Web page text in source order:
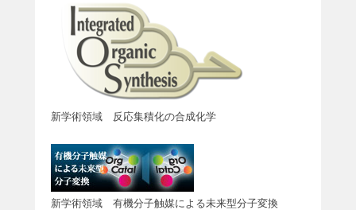
新学術領域 反応集積化の合成化学
新学術領域 有機分子触媒による未来型分子変換